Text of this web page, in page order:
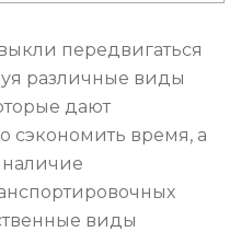
передвигаться
различные виды
дают
сэкономить время, а
виды